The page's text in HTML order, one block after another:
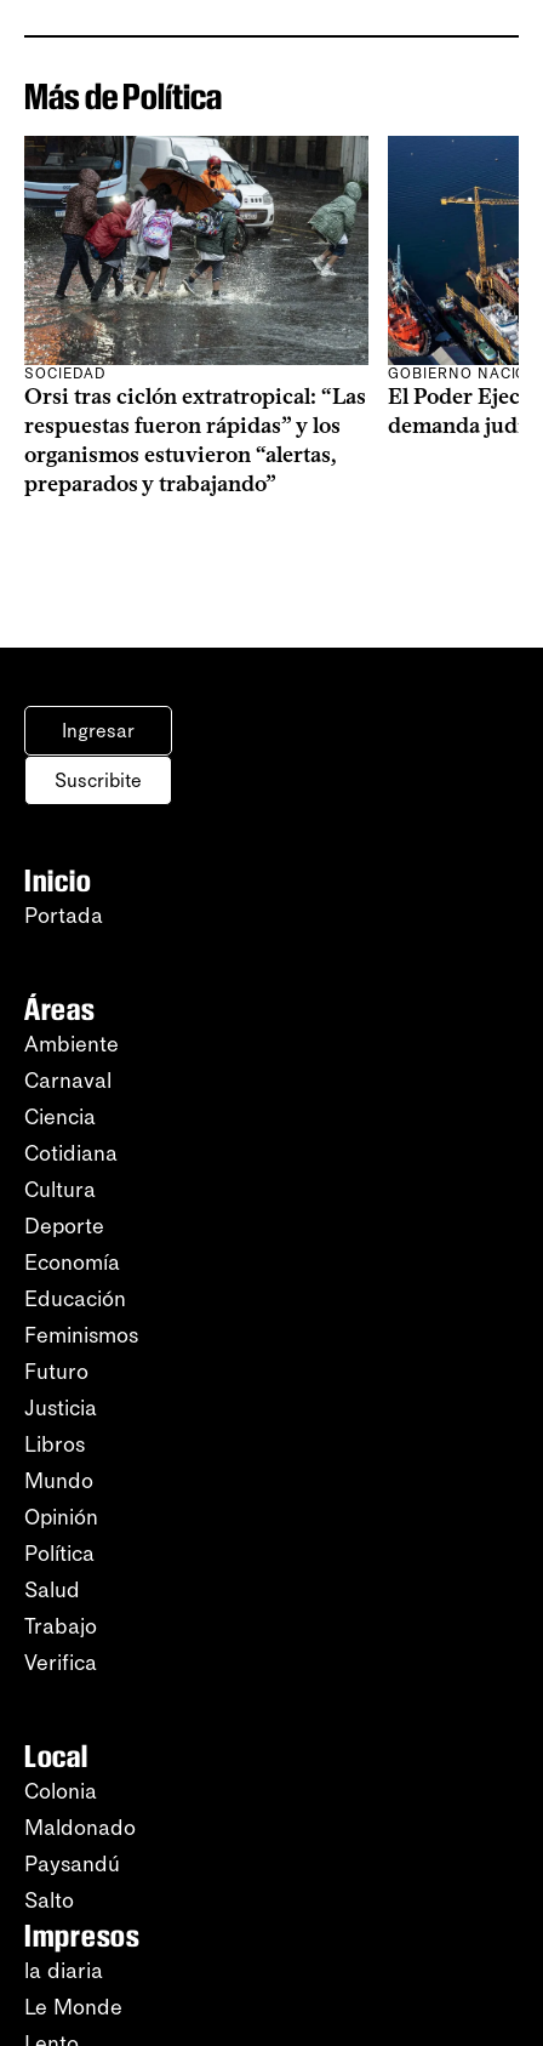
Más de Política
SOCIEDAD
Orsi tras ciclón extratropical: “Las
respuestas fueron rápidas” y los
organismos estuvieron “alertas,
preparados y trabajando”
GOBIERNO
El Poder
demanda
Ingresar
Suscribite
Inicio
Portada
Áreas
Ambiente
Carnaval
Ciencia
Cotidiana
Cultura
Deporte
Economía
Educación
Feminismos
Futuro
Justicia
Libros
Mundo
Opinión
Política
Salud
Trabajo
Verifica
Local
Colonia
Maldonado
Paysandú
Salto
Impresos
la diaria
Le Monde